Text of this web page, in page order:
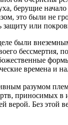
берущие
это были не
защиту или
были
бессмертия,
времена и
разумом
приносимых
Без этой